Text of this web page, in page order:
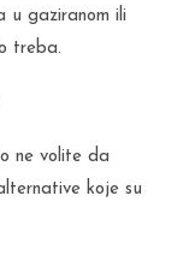
u gaziranom ili
treba.
ne volite da
koje su